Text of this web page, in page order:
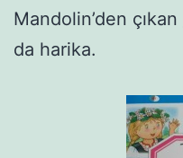
Mandolin’den çıkan
da harika.